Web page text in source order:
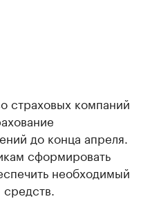
страховых компаний
до конца апреля.
сформировать
необходимый